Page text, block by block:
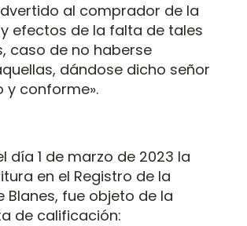
al comprador de la
efectos de la falta de tales
caso de no haberse
dándose dicho señor
y conforme».
día 1 de marzo de 2023 la
en el Registro de la
Blanes, fue objeto de la
de calificación: